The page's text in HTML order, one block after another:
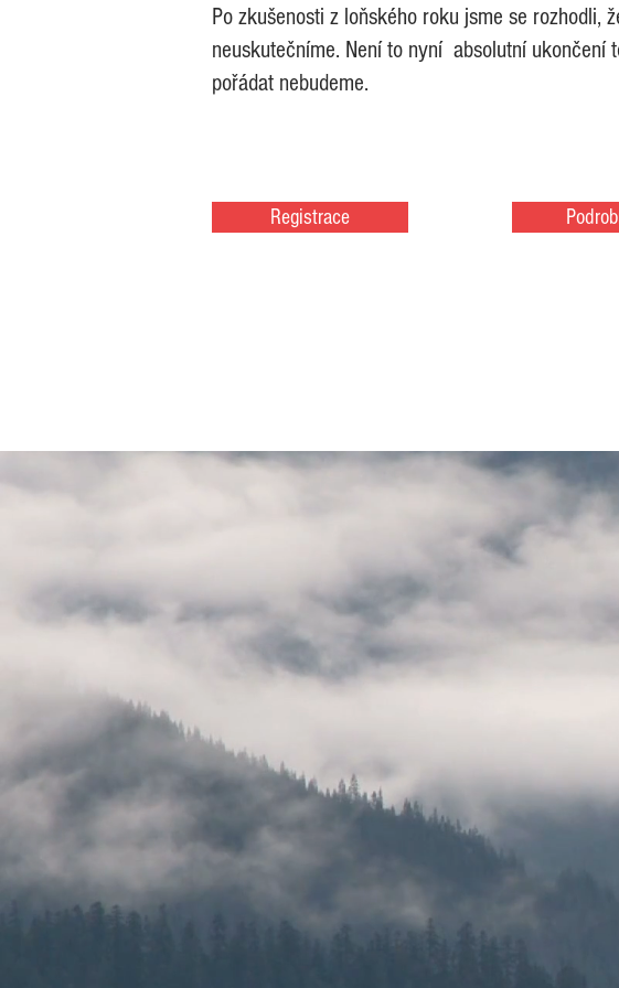
Po zkušenosti z loňského roku jsme se rozhodli,
neuskutečníme. Není to nyní absolutní ukončení
pořádat nebudeme.
Registrace